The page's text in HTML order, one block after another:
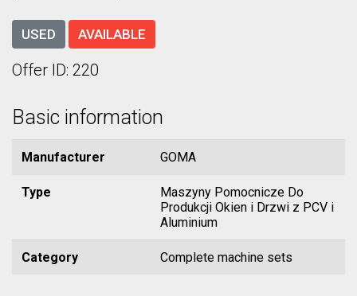
USED AVAILABLE
Offer ID: 220
Basic information
Manufacturer GOMA
Type
Maszyny Pomocnicze Do
Produkcji Okien i Drzwi z PCV i
Aluminium
Category Complete machine sets